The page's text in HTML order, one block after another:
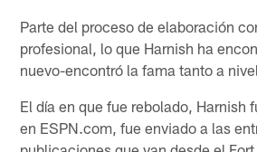
Parte del proceso de elaboración
profesional, lo que Harnish ha
nuevo-encontró la fama tanto a
El día en que fue rebolado, Harnish
en ESPN.com, fue enviado a las